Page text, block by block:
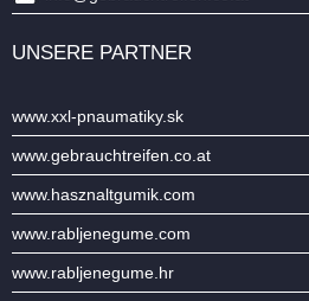
UNSERE PARTNER
www.xxl-pnaumatiky.sk
www.gebrauchtreifen.co.at
www.hasznaltgumik.com
www.rabljenegume.com
www.rabljenegume.hr